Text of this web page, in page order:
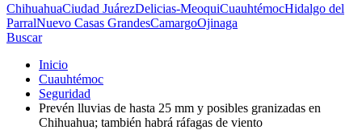
ChihuahuaCiudad JuárezDelicias-MeoquiCuauhtémocHidalgo del
ParralNuevo Casas GrandesCamargoOjinaga
Buscar
Inicio
Cuauhtémoc
Seguridad
Prevén lluvias de hasta 25 mm y posibles granizadas en
Chihuahua; también habrá ráfagas de viento